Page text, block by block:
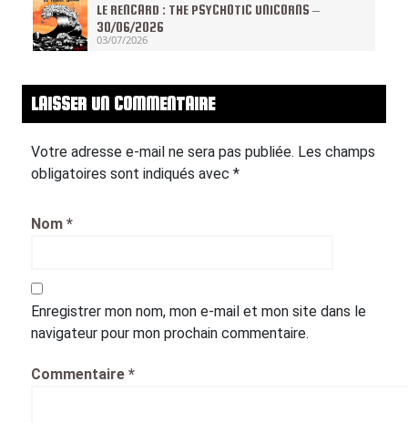
LE RENCARD : THE PSYCHOTIC UNICORNS –
30/06/2026
03/07/2026
LAISSER UN COMMENTAIRE
Votre adresse e-mail ne sera pas publiée. Les champs
obligatoires sont indiqués avec *
Nom *
Enregistrer mon nom, mon e-mail et mon site dans le
navigateur pour mon prochain commentaire.
Commentaire *